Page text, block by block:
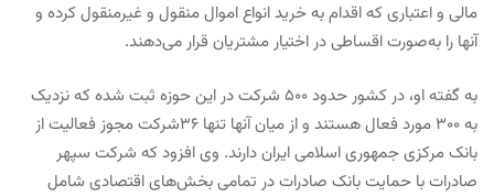
مالی و اعتباری که اقدام به خرید انواع اموال منقول و غیرمنقول کرده و
آنها را به‌صورت اقساطی در اختیار مشتریان قرار می‌دهند.
به گفته او، در کشور حدود ۵۰۰ شرکت در این حوزه ثبت شده که نزدیک
به ۳۰۰ مورد فعال هستند و از میان آنها تنها ۳۶شرکت مجوز فعالیت از
بانک مرکزی جمهوری اسلامی ایران دارند. وی افزود که شرکت سپهر
صادرات با حمایت بانک صادرات در تمامی بخش‌های اقتصادی شامل